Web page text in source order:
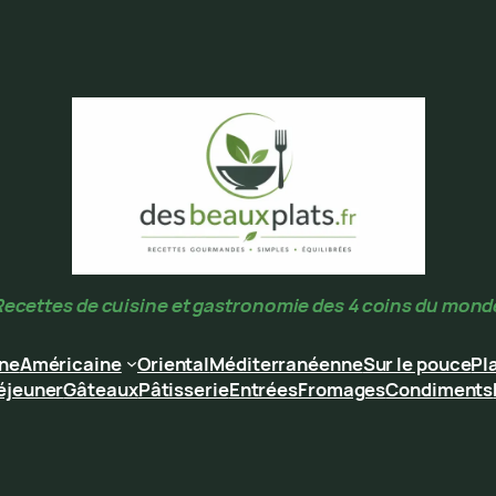
de cuisine et gastronomie des 4 coins du
Américaine OrientalMéditerranéenneSur le pouce
GâteauxPâtisserieEntréesFromagesCondiments